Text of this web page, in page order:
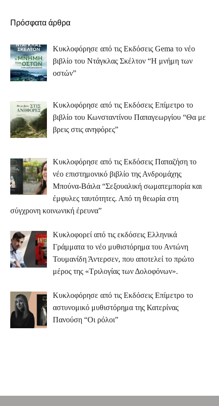
Πρόσφατα άρθρα
Κυκλοφόρησε από τις Εκδόσεις Gema το νέο
βιβλίο του Ντάγκλας Σκέλτον “Η μνήμη των
οστών”
Κυκλοφόρησε από τις Εκδόσεις Επίμετρο το
βιβλίο του Κωνσταντίνου Παπαγεωργίου “Θα με
βρεις στις ανηφόρες”
Κυκλοφόρησε από τις Εκδόσεις Παπαζήση το
νέο επιστημονικό βιβλίο της Ανδρομάχης
Μπούνα-Βάιλα “Σεξουαλική σωματεμπορία και
έμφυλες ταυτότητες. Από τη θεωρία στη
σύγχρονη κοινωνική έρευνα”
Κυκλοφορεί από τις εκδόσεις Ελληνικά
Γράμματα το νέο μυθιστόρημα του Αντώνη
Τουμανίδη Άντερσεν, που αποτελεί το πρώτο
μέρος της «Τριλογίας των Δολοφόνων».
Κυκλοφόρησε από τις Εκδόσεις Επίμετρο το
αστυνομικό μυθιστόρημα της Κατερίνας
Πανούση “Οι ρόλοι”